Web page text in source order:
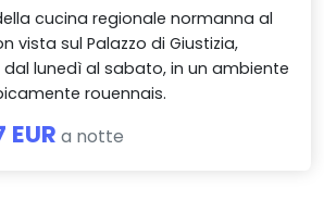
cucina regionale normanna al
vista sul Palazzo di Giustizia,
lunedì al sabato, in un ambiente
rouennais.
EUR a notte